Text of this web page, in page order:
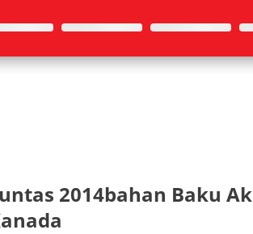
2014bahan Baku